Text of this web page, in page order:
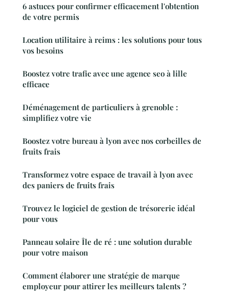
6 astuces pour confirmer efficacement l'obtention
de votre permis
Location utilitaire à reims : les solutions pour tous
vos besoins
Boostez votre trafic avec une agence seo à lille
efficace
Déménagement de particuliers à grenoble :
simplifiez votre vie
Boostez votre bureau à lyon avec nos corbeilles de
fruits frais
Transformez votre espace de travail à lyon avec
des paniers de fruits frais
Trouvez le logiciel de gestion de trésorerie idéal
pour vous
Panneau solaire Île de ré : une solution durable
pour votre maison
Comment élaborer une stratégie de marque
employeur pour attirer les meilleurs talents ?